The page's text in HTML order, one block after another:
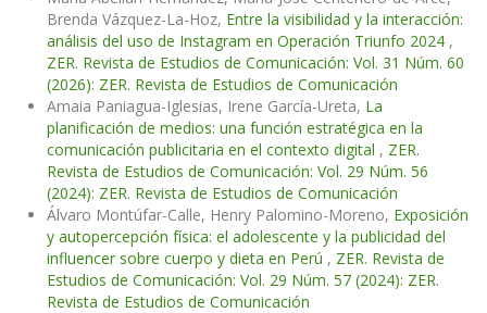
Brenda Vázquez-La-Hoz, Entre la visibilidad y la interacción:
análisis del uso de Instagram en Operación Triunfo 2024 ,
ZER. Revista de Estudios de Comunicación: Vol. 31 Núm. 60
(2026): ZER. Revista de Estudios de Comunicación
Amaia Paniagua-Iglesias, Irene García-Ureta, La
planificación de medios: una función estratégica en la
comunicación publicitaria en el contexto digital , ZER.
Revista de Estudios de Comunicación: Vol. 29 Núm. 56
(2024): ZER. Revista de Estudios de Comunicación
Álvaro Montúfar-Calle, Henry Palomino-Moreno, Exposición
y autopercepción física: el adolescente y la publicidad del
influencer sobre cuerpo y dieta en Perú , ZER. Revista de
Estudios de Comunicación: Vol. 29 Núm. 57 (2024): ZER.
Revista de Estudios de Comunicación